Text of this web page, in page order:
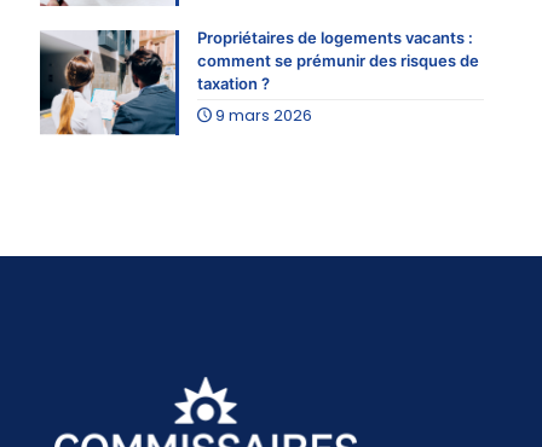
Propriétaires de logements vacants :
comment se prémunir des risques de
taxation ?
9 mars 2026